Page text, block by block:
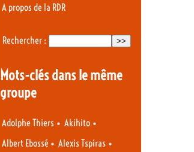
A propos de la RDR
Rechercher :
Mots-clés dans le même
groupe
Adolphe Thiers • Akihito •
Albert Ebossé • Alexis Tspiras •